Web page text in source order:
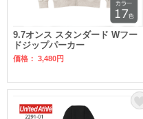
9.7オンス スタンダード Wフー
ドジップパーカー
価格： 3,480円